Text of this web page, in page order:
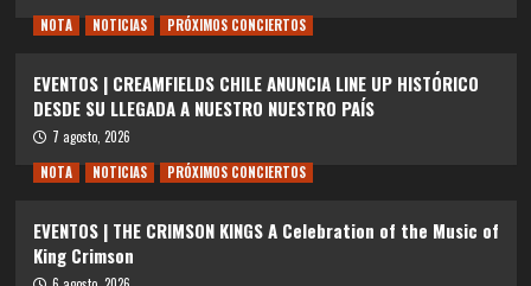
NOTA
NOTICIAS PRÓXIMOS CONCIERTOS
EVENTOS | CREAMFIELDS CHILE ANUNCIA LINE UP HISTÓRICO
DESDE SU LLEGADA A NUESTRO NUESTRO PAÍS
7 agosto, 2026
NOTA
NOTICIAS PRÓXIMOS CONCIERTOS
EVENTOS | THE CRIMSON KINGS A Celebration of the Music of
King Crimson